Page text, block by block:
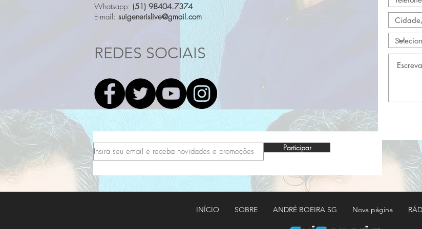
Participar
REDES SOCIAIS
Whatsapp: (51) 98404.7374
E-mail: suigenerislive@gmail.com
INÍCIO SOBRE ANDRÉ BOEIRA SG Nova página